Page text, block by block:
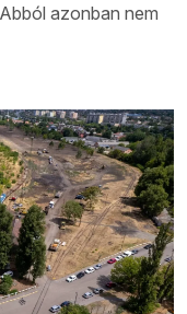
azonban nem